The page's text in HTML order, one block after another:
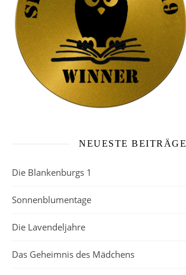
NEUESTE BEITRÄGE
Die Blankenburgs 1
Sonnenblumentage
Die Lavendeljahre
Das Geheimnis des Mädchens